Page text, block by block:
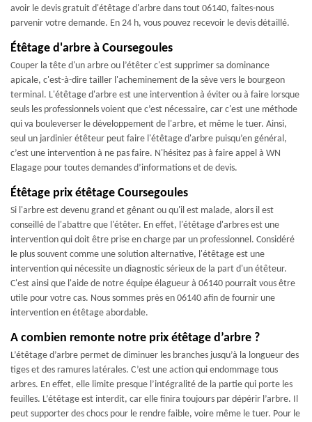
avoir le devis gratuit d'étêtage d'arbre dans tout 06140, faites-nous
parvenir votre demande. En 24 h, vous pouvez recevoir le devis détaillé.
Étêtage d'arbre à Coursegoules
Couper la tête d'un arbre ou l’étêter c'est supprimer sa dominance
apicale, c'est-à-dire tailler l'acheminement de la sève vers le bourgeon
terminal. L'étêtage d'arbre est une intervention à éviter ou à faire lorsque
seuls les professionnels voient que c’est nécessaire, car c'est une méthode
qui va bouleverser le développement de l'arbre, et même le tuer. Ainsi,
seul un jardinier étêteur peut faire l'étêtage d'arbre puisqu’en général,
c’est une intervention à ne pas faire. N'hésitez pas à faire appel à WN
Elagage pour toutes demandes d’informations et de devis.
Étêtage prix étêtage Coursegoules
Si l'arbre est devenu grand et gênant ou qu'il est malade, alors il est
conseillé de l'abattre que l'étêter. En effet, l'étêtage d'arbres est une
intervention qui doit être prise en charge par un professionnel. Considéré
le plus souvent comme une solution alternative, l'étêtage est une
intervention qui nécessite un diagnostic sérieux de la part d'un étêteur.
C'est ainsi que l'aide de notre équipe élagueur à 06140 pourrait vous être
utile pour votre cas. Nous sommes près en 06140 afin de fournir une
intervention en étêtage abordable.
A combien remonte notre prix étêtage d’arbre ?
L’étêtage d’arbre permet de diminuer les branches jusqu’à la longueur des
tiges et des ramures latérales. C’est une action qui endommage tous
arbres. En effet, elle limite presque l’intégralité de la partie qui porte les
feuilles. L’étêtage est interdit, car elle finira toujours par dépérir l’arbre. Il
peut supporter des chocs pour le rendre faible, voire même le tuer. Pour le